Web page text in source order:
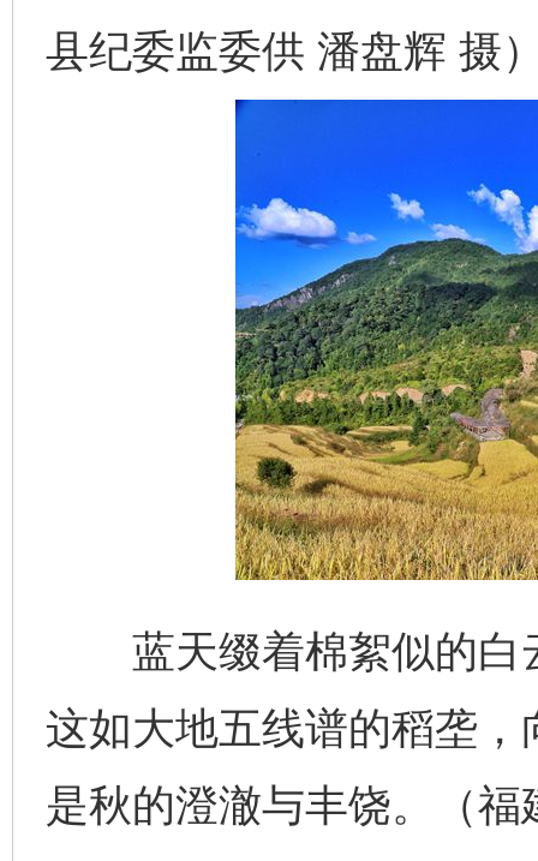
县纪委监委供 潘盘辉 摄
蓝天缀着棉絮似的白
这如大地五线谱的稻垄
是秋的澄澈与丰饶。（